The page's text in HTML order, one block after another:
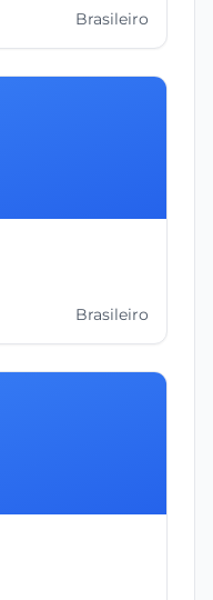
Brasileiro
Brasileiro